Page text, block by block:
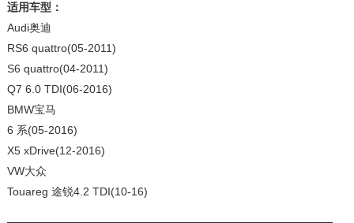
适用车型：
Audi奥迪
RS6 quattro(05-2011)
S6 quattro(04-2011)
Q7 6.0 TDI(06-2016)
BMW宝马
6 系(05-2016)
X5 xDrive(12-2016)
VW大众
Touareg 途锐4.2 TDI(10-16)